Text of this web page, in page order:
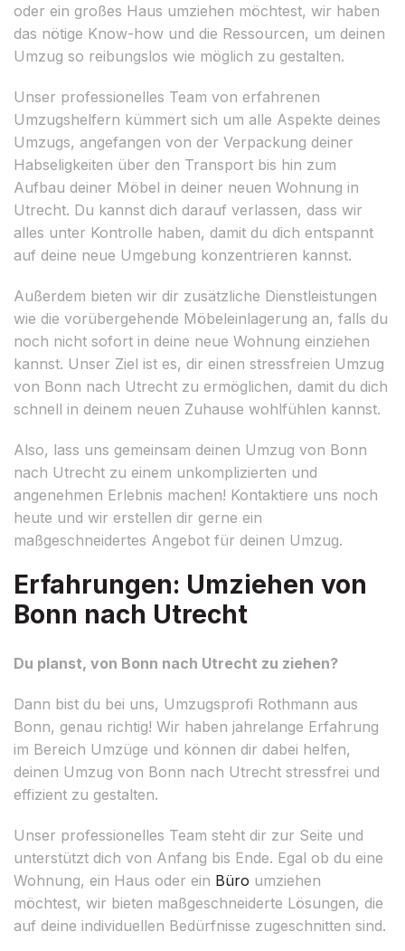
oder ein großes Haus umziehen möchtest, wir haben
das nötige Know-how und die Ressourcen, um deinen
Umzug so reibungslos wie möglich zu gestalten.
Unser professionelles Team von erfahrenen
Umzugshelfern kümmert sich um alle Aspekte deines
Umzugs, angefangen von der Verpackung deiner
Habseligkeiten über den Transport bis hin zum
Aufbau deiner Möbel in deiner neuen Wohnung in
Utrecht. Du kannst dich darauf verlassen, dass wir
alles unter Kontrolle haben, damit du dich entspannt
auf deine neue Umgebung konzentrieren kannst.
Außerdem bieten wir dir zusätzliche Dienstleistungen
wie die vorübergehende Möbeleinlagerung an, falls du
noch nicht sofort in deine neue Wohnung einziehen
kannst. Unser Ziel ist es, dir einen stressfreien Umzug
von Bonn nach Utrecht zu ermöglichen, damit du dich
schnell in deinem neuen Zuhause wohlfühlen kannst.
Also, lass uns gemeinsam deinen Umzug von Bonn
nach Utrecht zu einem unkomplizierten und
angenehmen Erlebnis machen! Kontaktiere uns noch
heute und wir erstellen dir gerne ein
maßgeschneidertes Angebot für deinen Umzug.
Erfahrungen: Umziehen von
Bonn nach Utrecht
Du planst, von Bonn nach Utrecht zu ziehen?
Dann bist du bei uns, Umzugsprofi Rothmann aus
Bonn, genau richtig! Wir haben jahrelange Erfahrung
im Bereich Umzüge und können dir dabei helfen,
deinen Umzug von Bonn nach Utrecht stressfrei und
effizient zu gestalten.
Unser professionelles Team steht dir zur Seite und
unterstützt dich von Anfang bis Ende. Egal ob du eine
Wohnung, ein Haus oder ein Büro umziehen
möchtest, wir bieten maßgeschneiderte Lösungen, die
auf deine individuellen Bedürfnisse zugeschnitten sind.